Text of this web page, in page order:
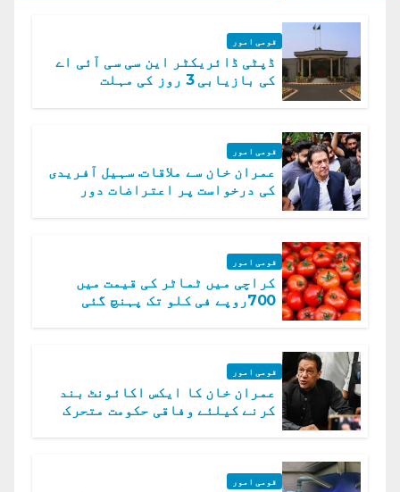
قومی امور
ڈپٹی ڈائریکٹر این سی سی آئی اے
کی بازیابی 3 روز کی مہلت
قومی امور
عمران خان سے ملاقات. سہیل آفریدی
کی درخواست پر اعتراضات دور
قومی امور
کراچی میں ٹماٹر کی قیمت میں
700روپے فی کلو تک پہنچ گئی
قومی امور
عمران خان کا ایکس اکائونٹ بند
کرنے کیلئے وفاقی حکومت متحرک
قومی امور